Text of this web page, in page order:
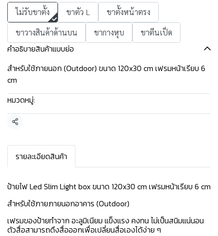
ไม่รับขาตั้ง ขาตัว L
ขาตั้งหน้าตรง
ขาวางสินค้าด้านบน
ขากางหุบ ขาตีนเป็ด
คำอธิบายสินค้าแบบย่อ
สำหรับใช้ภายนอก (Outdoor) ขนาด 120x30 cm เฟรมหน้าเรียบ 6
cm
หมวดหมู่:
แชร์
รายละเอียดสินค้า
ป้ายไฟ Led Slim Light box ขนาด 120x30 cm เฟรมหน้าเรียบ 6 cm
สำหรับใช้ภายภายนอกอาคาร (Outdoor)
เฟรมของป้ายทำจาก อะลูมิเนียม แข็งแรง คงทน ไม่เป็นสนิมแน่นอน
ตัวสื่อสามารถดึงสื่อออกเพื่อเปลี่ยนสื่อเองได้ง่าย ๆ